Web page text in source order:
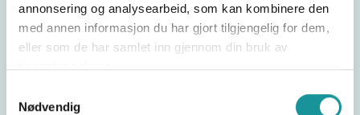
annonsering og analysearbeid, som kan kombinere den
med annen informasjon du har gjort tilgjengelig for dem,
eller som de har samlet inn gjennom din bruk av
tjenestene deres.
Nødvendig